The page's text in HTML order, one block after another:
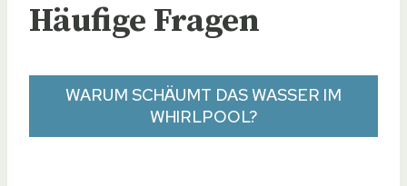
Häufige Fragen
WARUM SCHÄUMT DAS WASSER IM
WHIRLPOOL?